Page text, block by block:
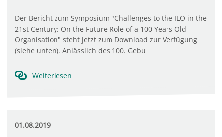
Der Bericht zum Symposium "Challenges to the ILO in the
21st Century: On the Future Role of a 100 Years Old
Organisation" steht jetzt zum Download zur Verfügung
(siehe unten). Anlässlich des 100. Gebu
Weiterlesen
01.08.2019